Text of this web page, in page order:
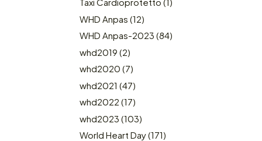
WHD Anpas (12)
WHD Anpas-2023 (84)
whd2019 (2)
whd2020 (7)
whd2021 (47)
whd2022 (17)
whd2023 (103)
World Heart Day(171)